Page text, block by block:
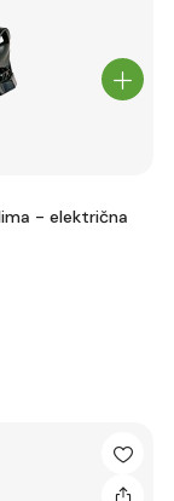
- električna